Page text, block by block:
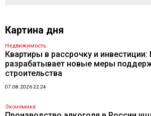
Картина дня
Недвижимость
Квартиры в рассрочку и
разрабатывает новые меры
строительства
07.08.2026 22:24
Экономика